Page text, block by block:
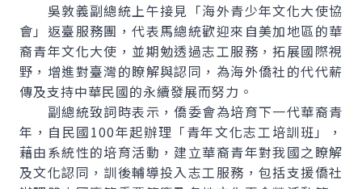
吳敦義副總統上午接見「海外青少年文化大使協
會」返臺服務團，代表馬總統歡迎來自美加地區的華
裔青年文化大使，並期勉透過志工服務，拓展國際視
野，增進對臺灣的瞭解與認同，為海外僑社的代代薪
傳及支持中華民國的永續發展而努力。
副總統致詞時表示，僑委會為培育下一代華裔青
年，自民國100年起辦理「青年文化志工培訓班」，
藉由系統性的培育活動，建立華裔青年對我國之瞭解
及文化認同，訓後輔導投入志工服務，包括支援僑社